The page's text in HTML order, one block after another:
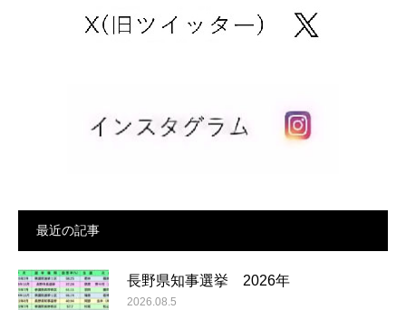
最近の記事
長野県知事選挙 2026年
2026.08.5